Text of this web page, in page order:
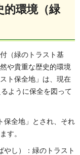
的環境（緑
（緑のトラスト基
や貴重な歴史的環境
ト保全地」は、現在
ように保全を図って
保全地」とされ、それ
す。
やし）：緑のトラスト